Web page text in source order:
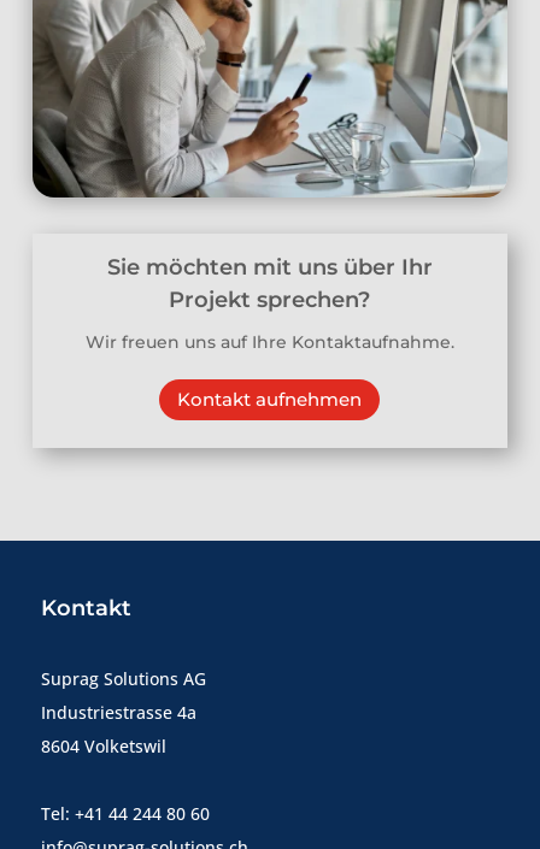
Sie möchten mit uns über Ihr
Projekt sprechen?
Wir freuen uns auf Ihre Kontaktaufnahme.
Kontakt aufnehmen
Kontakt
Suprag Solutions AG
Industriestrasse 4a
8604 Volketswil
Tel: +41 44 244 80 60